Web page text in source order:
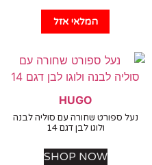
המלאי אזל
HUGO
ספורט שחורה עם סוליה לבנה
ולוגו לבן דגם 14
SHOP NOW